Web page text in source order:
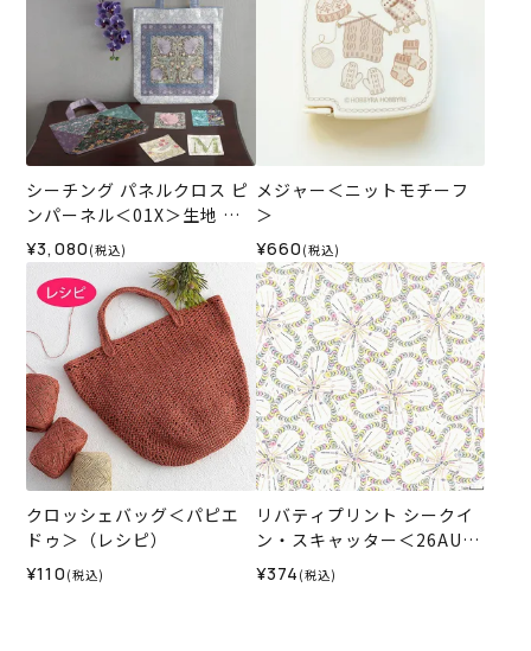
シーチング パネルクロス ピ
ンパーネル＜01X＞生地 ホ
ビーラホビーレデザインコ
レクション
¥3,080 (税込)
メジャー＜ニットモチーフ
＞
¥660 (税込)
クロッシェバッグ＜パピエ
ドゥ＞（レシピ）
¥110 (税込)
リバティプリント シークイ
ン・スキャッター＜26AU＞
生地 （リバティ・ファブリ
ックス）2026SS
¥374 (税込)